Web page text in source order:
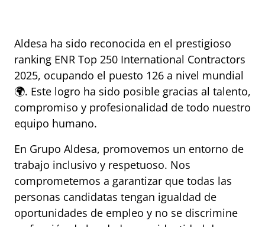
Aldesa ha sido reconocida en el prestigioso
ranking ENR Top 250 International Contractors
2025, ocupando el puesto 126 a nivel mundial
🌍. Este logro ha sido posible gracias al talento,
compromiso y profesionalidad de todo nuestro
equipo humano.
En Grupo Aldesa, promovemos un entorno de
trabajo inclusivo y respetuoso. Nos
comprometemos a garantizar que todas las
personas candidatas tengan igualdad de
oportunidades de empleo y no se discrimine